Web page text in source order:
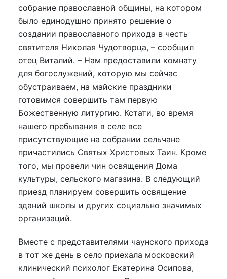
собрание православной общины, на котором
было единодушно принято решение о
создании православного прихода в честь
святителя Николая Чудотворца, – сообщил
отец Виталий. – Нам предоставили комнату
для богослужений, которую мы сейчас
обустраиваем, на майские праздники
готовимся совершить там первую
Божественную литургию. Кстати, во время
нашего пребывания в селе все
присутствующие на собрании сельчане
причастились Святых Христовых Таин. Кроме
того, мы провели чин освящения Дома
культуры, сельского магазина. В следующий
приезд планируем совершить освящение
зданий школы и других социально значимых
организаций.
Вместе с представителями чаунского прихода
в тот же день в село приехала московский
клинический психолог Екатерина Осипова,